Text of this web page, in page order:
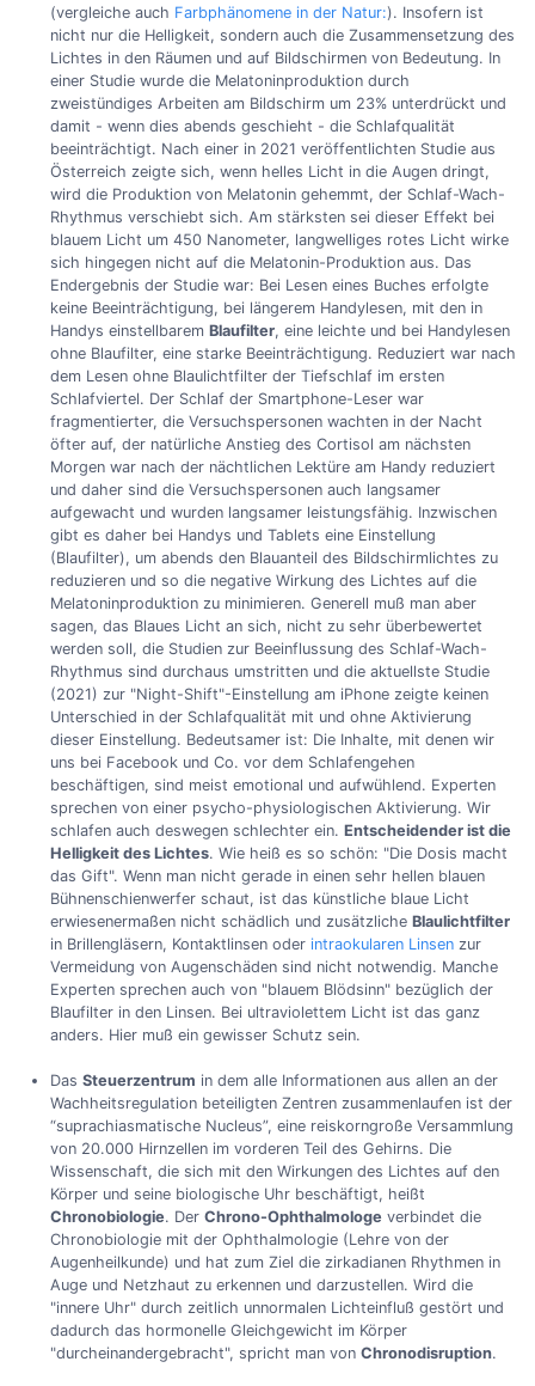
(vergleiche auch Farbphänomene in der Natur:). Insofern ist
nicht nur die Helligkeit, sondern auch die Zusammensetzung des
Lichtes in den Räumen und auf Bildschirmen von Bedeutung. In
einer Studie wurde die Melatoninproduktion durch
zweistündiges Arbeiten am Bildschirm um 23% unterdrückt und
damit - wenn dies abends geschieht - die Schlafqualität
beeinträchtigt. Nach einer in 2021 veröffentlichten Studie aus
Österreich zeigte sich, wenn helles Licht in die Augen dringt,
wird die Produktion von Melatonin gehemmt, der Schlaf-Wach-
Rhythmus verschiebt sich. Am stärksten sei dieser Effekt bei
blauem Licht um 450 Nanometer, langwelliges rotes Licht wirke
sich hingegen nicht auf die Melatonin-Produktion aus. Das
Endergebnis der Studie war: Bei Lesen eines Buches erfolgte
keine Beeinträchtigung, bei längerem Handylesen, mit den in
Handys einstellbarem Blaufilter, eine leichte und bei Handylesen
ohne Blaufilter, eine starke Beeinträchtigung. Reduziert war nach
dem Lesen ohne Blaulichtfilter der Tiefschlaf im ersten
Schlafviertel. Der Schlaf der Smartphone-Leser war
fragmentierter, die Versuchspersonen wachten in der Nacht
öfter auf, der natürliche Anstieg des Cortisol am nächsten
Morgen war nach der nächtlichen Lektüre am Handy reduziert
und daher sind die Versuchspersonen auch langsamer
aufgewacht und wurden langsamer leistungsfähig. Inzwischen
gibt es daher bei Handys und Tablets eine Einstellung
(Blaufilter), um abends den Blauanteil des Bildschirmlichtes zu
reduzieren und so die negative Wirkung des Lichtes auf die
Melatoninproduktion zu minimieren. Generell muß man aber
sagen, das Blaues Licht an sich, nicht zu sehr überbewertet
werden soll, die Studien zur Beeinflussung des Schlaf-Wach-
Rhythmus sind durchaus umstritten und die aktuellste Studie
(2021) zur "Night-Shift"-Einstellung am iPhone zeigte keinen
Unterschied in der Schlafqualität mit und ohne Aktivierung
dieser Einstellung. Bedeutsamer ist: Die Inhalte, mit denen wir
uns bei Facebook und Co. vor dem Schlafengehen
beschäftigen, sind meist emotional und aufwühlend. Experten
sprechen von einer psycho-physiologischen Aktivierung. Wir
schlafen auch deswegen schlechter ein. Entscheidender ist die
Helligkeit des Lichtes. Wie heiß es so schön: "Die Dosis macht
das Gift". Wenn man nicht gerade in einen sehr hellen blauen
Bühnenschienwerfer schaut, ist das künstliche blaue Licht
erwiesenermaßen nicht schädlich und zusätzliche Blaulichtfilter
in Brillengläsern, Kontaktlinsen oder intraokularen Linsenzur
Vermeidung von Augenschäden sind nicht notwendig. Manche
Experten sprechen auch von "blauem Blödsinn" bezüglich der
Blaufilter in den Linsen. Bei ultraviolettem Licht ist das ganz
anders. Hier muß ein gewisser Schutz sein.
Das Steuerzentrum in dem alle Informationen aus allen an der
Wachheitsregulation beteiligten Zentren zusammenlaufen ist der
“suprachiasmatische Nucleus”, eine reiskorngroße Versammlung
von 20.000 Hirnzellen im vorderen Teil des Gehirns. Die
Wissenschaft, die sich mit den Wirkungen des Lichtes auf den
Körper und seine biologische Uhr beschäftigt, heißt
Chronobiologie. Der Chrono-Ophthalmologeverbindet die
Chronobiologie mit der Ophthalmologie (Lehre von der
Augenheilkunde) und hat zum Ziel die zirkadianen Rhythmen in
Auge und Netzhaut zu erkennen und darzustellen. Wird die
"innere Uhr" durch zeitlich unnormalen Lichteinfluß gestört und
dadurch das hormonelle Gleichgewicht im Körper
"durcheinandergebracht", spricht man von Chronodisruption.